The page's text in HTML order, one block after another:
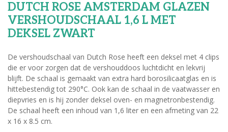
DUTCH ROSE AMSTERDAM GLAZEN
VERSHOUDSCHAAL 1,6 L MET
DEKSEL ZWART
De vershoudschaal van Dutch Rose heeft een deksel met 4 clips
die er voor zorgen dat de vershouddoos luchtdicht en lekvrij
blijft. De schaal is gemaakt van extra hard borosilicaatglas en is
hittebestendig tot 290°C. Ook kan de schaal in de vaatwasser en
diepvries en is hij zonder deksel oven- en magnetronbestendig.
De schaal heeft een inhoud van 1,6 liter en een afmeting van 22
x 16 x 8.5 cm.